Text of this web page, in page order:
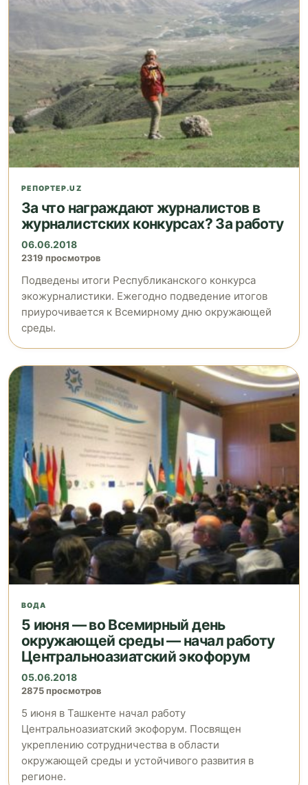
РЕПОРТЕР.UZ
За что награждают журналистов в
журналистских конкурсах? За работу
06.06.2018
2319 просмотров
Подведены итоги Республиканского конкурса
экожурналистики. Ежегодно подведение итогов
приурочивается к Всемирному дню окружающей
среды.
ВОДА
5 июня — во Всемирный день
окружающей среды — начал работу
Центральноазиатский экофорум
05.06.2018
2875 просмотров
5 июня в Ташкенте начал работу
Центральноазиатский экофорум. Посвящен
укреплению сотрудничества в области
окружающей среды и устойчивого развития в
регионе.